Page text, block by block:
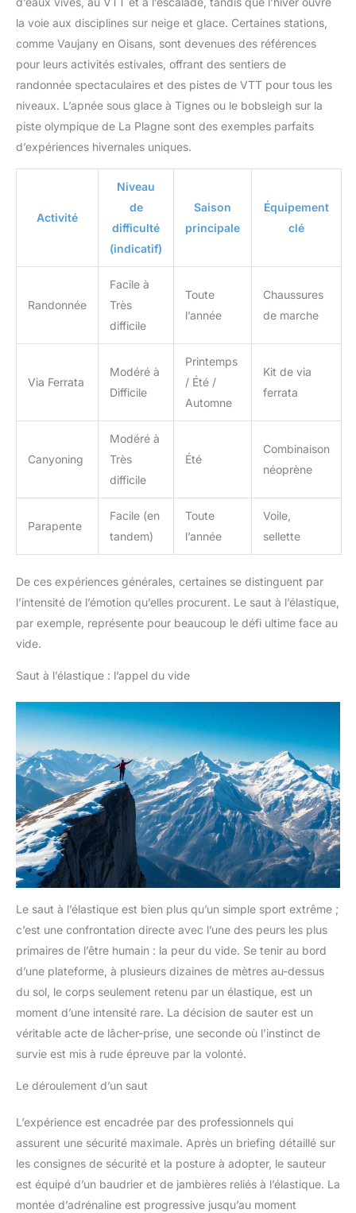
l'accrobranche, l'escalade intérieure et extérieure,
l'escalade, la bande extérieure, les pompiers,
l'arboriste, le travail, etc.
la voie aux disciplines sur neige et glace. Certaines stations,
comme Vaujany en Oisans, sont devenues des références
pour leurs activités estivales, offrant des sentiers de
randonnée spectaculaires et des pistes de VTT pour tous les
niveaux. L’apnée sous glace à Tignes ou le bobsleigh sur la
piste olympique de La Plagne sont des exemples parfaits
d’expériences hivernales uniques.
Activité
Niveau
de
difficulté
(indicatif)
Saison
principale
Équipement
clé
Randonnée
Facile à
Très
difficile
Toute
l’année
Chaussures
de marche
Via Ferrata
Modéré à
Difficile
Printemps
/ Été /
Automne
Kit de via
ferrata
Canyoning
Modéré à
Très
difficile
Été
Combinaison
néoprène
Parapente
Facile (en
tandem)
Toute
l’année
Voile,
sellette
De ces expériences générales, certaines se distinguent par
l’intensité de l’émotion qu’elles procurent. Le saut à l’élastique,
par exemple, représente pour beaucoup le défi ultime face au
vide.
Saut à l’élastique : l’appel du vide
Le saut à l’élastique est bien plus qu’un simple sport extrême ;
c’est une confrontation directe avec l’une des peurs les plus
primaires de l’être humain : la peur du vide. Se tenir au bord
d’une plateforme, à plusieurs dizaines de mètres au-dessus
du sol, le corps seulement retenu par un élastique, est un
moment d’une intensité rare. La décision de sauter est un
véritable acte de lâcher-prise, une seconde où l’instinct de
survie est mis à rude épreuve par la volonté.
Le déroulement d’un saut
L’expérience est encadrée par des professionnels qui
assurent une sécurité maximale. Après un briefing détaillé sur
les consignes de sécurité et la posture à adopter, le sauteur
est équipé d’un baudrier et de jambières reliés à l’élastique. La
montée d’adrénaline est progressive jusqu’au moment